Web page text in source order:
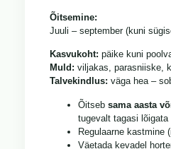
Õitsemine:
Juuli – september (kuni
Kasvukoht: päike kuni
Muld: viljakas, parasniiske,
Talvekindlus: väga hea –
Õitseb sama aasta
tugevalt tagasi lõigata
Regulaarne kastmine
Väetada kevadel